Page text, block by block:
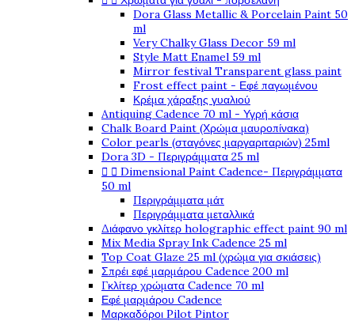
Dora Glass Metallic & Porcelain Paint 50
ml
Very Chalky Glass Decor 59 ml
Style Matt Enamel 59 ml
Mirror festival Transparent glass paint
Frost effect paint - Εφέ παγωμένου
Κρέμα χάραξης γυαλιού
Antiquing Cadence 70 ml - Υγρή κάσια
Chalk Board Paint (Χρώμα μαυροπίνακα)
Color pearls (σταγόνες μαργαριταριών) 25ml
Dora 3D - Περιγράμματα 25 ml
  Dimensional Paint Cadence- Περιγράμματα
50 ml
Περιγράμματα μάτ
Περιγράμματα μεταλλικά
Διάφανο γκλίτερ holographic effect paint 90 ml
Mix Media Spray Ink Cadence 25 ml
Top Coat Glaze 25 ml (χρώμα για σκιάσεις)
Σπρέι εφέ μαρμάρου Cadence 200 ml
Γκλίτερ χρώματα Cadence 70 ml
Εφέ μαρμάρου Cadence
Μαρκαδόροι Pilot Pintor